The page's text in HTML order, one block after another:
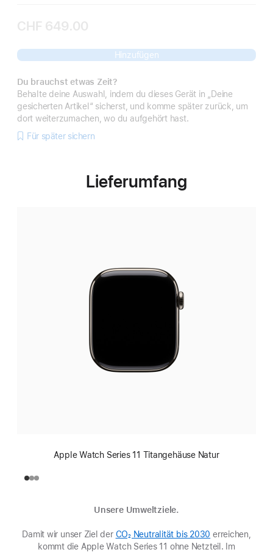
CHF 649.00
Hinzufügen
Du brauchst etwas Zeit?
Behalte deine Auswahl, indem du dieses Gerät in „Deine
gesicherten Artikel“ sicherst, und komme später zurück, um
dort weiterzumachen, wo du aufgehört hast.
Für später sichern
Lieferumfang
Apple Watch Series 11 Titangehäuse Natur
Unsere Umweltziele.
Damit wir unser Ziel der CO₂ Neutralität bis 2030 (Öffnet
ein
erreichen,
kommt die Apple Watch Series 11 ohne Netzteil. Im